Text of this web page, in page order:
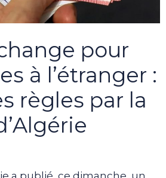
pour
à l’étranger :
règles par la
a publié, ce dimanche, un